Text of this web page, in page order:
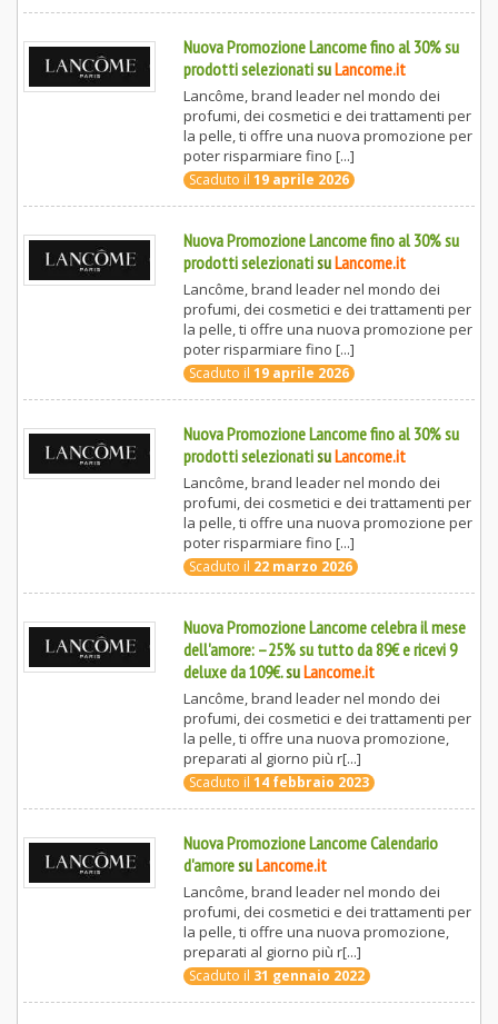
Nuova Promozione Lancome fino al 30% su
prodotti selezionatisuLancome.it
Lancôme, brand leader nel mondo dei
profumi, dei cosmetici e dei trattamenti per
la pelle, ti offre una nuova promozione per
poter risparmiare fino [...]
Scaduto il 19 aprile 2026
Nuova Promozione Lancome fino al 30% su
prodotti selezionatisuLancome.it
Lancôme, brand leader nel mondo dei
profumi, dei cosmetici e dei trattamenti per
la pelle, ti offre una nuova promozione per
poter risparmiare fino [...]
Scaduto il 19 aprile 2026
Nuova Promozione Lancome fino al 30% su
prodotti selezionatisuLancome.it
Lancôme, brand leader nel mondo dei
profumi, dei cosmetici e dei trattamenti per
la pelle, ti offre una nuova promozione per
poter risparmiare fino [...]
Scaduto il 22 marzo 2026
Nuova Promozione Lancome celebra il mese
dell'amore: –25% su tutto da 89€ e ricevi 9
deluxe da 109€.suLancome.it
Lancôme, brand leader nel mondo dei
profumi, dei cosmetici e dei trattamenti per
la pelle, ti offre una nuova promozione,
preparati al giorno più r[...]
Scaduto il 14 febbraio 2023
Nuova Promozione Lancome Calendario
d'amoresuLancome.it
Lancôme, brand leader nel mondo dei
profumi, dei cosmetici e dei trattamenti per
la pelle, ti offre una nuova promozione,
preparati al giorno più r[...]
Scaduto il 31 gennaio 2022